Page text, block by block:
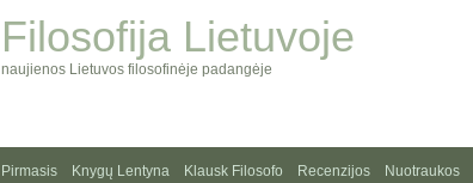
Filosofija Lietuvoje
naujienos Lietuvos filosofinėje padangėje
Pirmasis Knygų Lentyna Klausk Filosofo Recenzijos Nuotraukos